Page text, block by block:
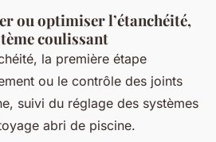
ou optimiser l’étanchéité,
coulissant
la première étape
ou le contrôle des joints
suivi du réglage des systèmes
abri de piscine.